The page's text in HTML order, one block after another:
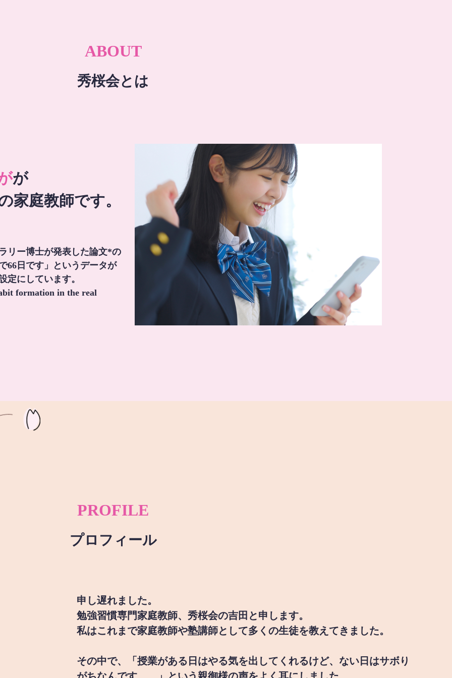
ABOUT
秀桜会とは
が
家庭教師です。
リー博士が発表した論文*の
66日です」というデータが
定にしています。
formation in the real
PROFILE
プロフィール
申し遅れました。
勉強習慣専門家庭教師、秀桜会の吉田と申します。
私はこれまで家庭教師や塾講師として多くの生徒を教えてきました。
その中で、「授業がある日はやる気を出してくれるけど、ない日はサボり